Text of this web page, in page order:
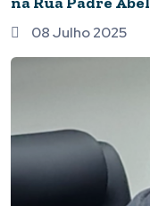
08 Julho 2025